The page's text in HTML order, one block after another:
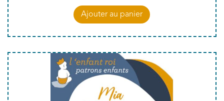
Ajouter au panier